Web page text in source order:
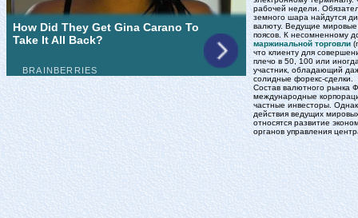
рабочей недели.
земного шара найдутся
валюту. Ведущие мировые
поясов. К несомненному
маржинальной торговли
что клиенту для
плечо в 50, 100 или
участник, обладающий
солидные форекс-сделки.
Состав валютного рынка
международные
частные инвесторы.
действия ведущих
относятся развитие
органов управления